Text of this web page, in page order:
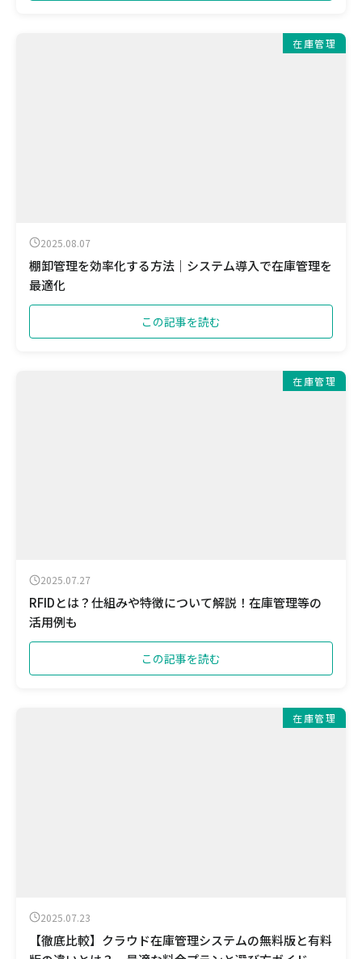
在庫管理
2025.08.07
棚卸管理を効率化する方法｜システム導入で在庫管理を
最適化
この記事を読む
在庫管理
2025.07.27
RFIDとは？仕組みや特徴について解説！在庫管理等の
活用例も
この記事を読む
在庫管理
2025.07.23
【徹底比較】クラウド在庫管理システムの無料版と有料